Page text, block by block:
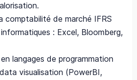
comptabilité de marché IFRS
: Excel, Bloomberg,
langages de programmation
visualisation (PowerBI,